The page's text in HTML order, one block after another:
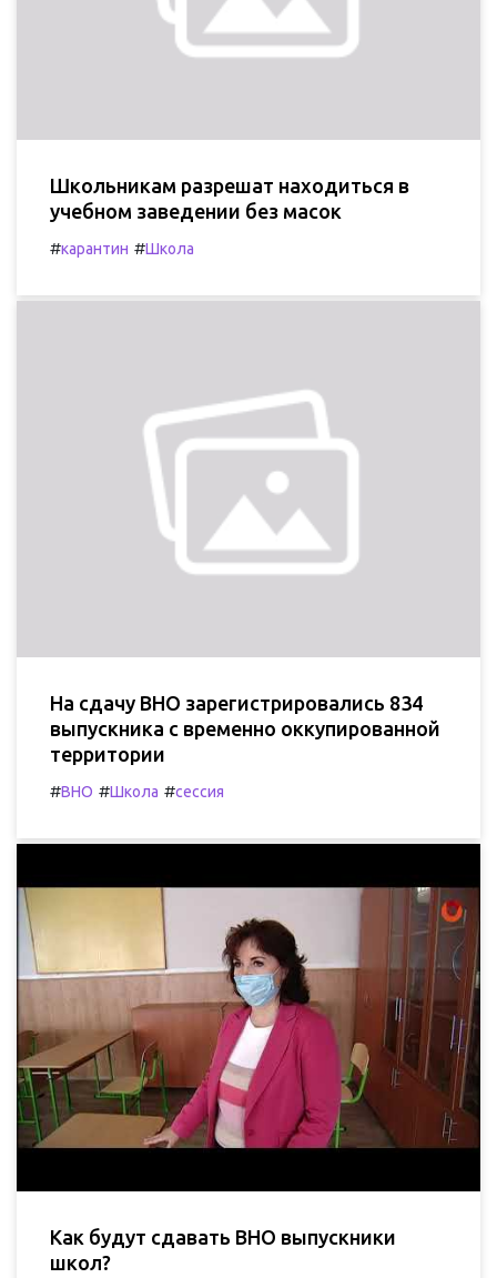
Школьникам разрешат находиться в
учебном заведении без масок
#карантин #Школа
На сдачу ВНО зарегистрировались 834
выпускника с временно оккупированной
территории
#ВНО #Школа #сессия
Как будут сдавать ВНО выпускники
школ?